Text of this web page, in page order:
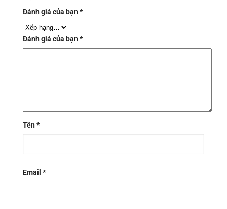
Đánh giá của bạn*
Đánh giá của bạn*
Tên*
Email *